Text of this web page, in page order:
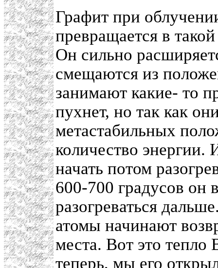
Графит при
превращается в
Он сильно
смещаются из
занимают какие- то
пухнет, но так как
метастабильных
количество энергии.
начать потом
600-700 градусов он
разогреваться
атомы начинают
места. Вот это тепло
теперь, мы его